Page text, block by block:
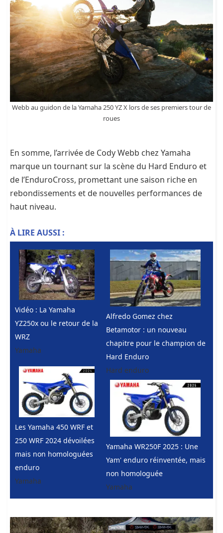
Webb au guidon de la Yamaha 250 YZ X lors de ses premiers tour de
roues
En somme, l’arrivée de Cody Webb chez Yamaha
marque un tournant sur la scène du Hard Enduro et
de l’EnduroCross, promettant une saison riche en
rebondissements et de nouvelles performances de
haut niveau.
À LIRE AUSSI :
Vidéo : La Yamaha
YZ250x ou le retour de la
WRZ
Yamaha
Les Yamaha 450 WRF et
250 WRF 2024 dévoilées
mais non homologuées
enduro
Yamaha
Alfredo Gomez chez
Betamotor : un nouveau
chapitre pour le champion de
Hard Enduro
Hard enduro
Yamaha WR250F 2025 : Une
Yam' enduro réinventée, mais
non homologuée
Yamaha